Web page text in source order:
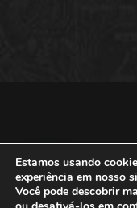
© 2016-2025 Freddy
Devenvolvido por
Estamos usando
experiência em nosso
Você pode descobrir